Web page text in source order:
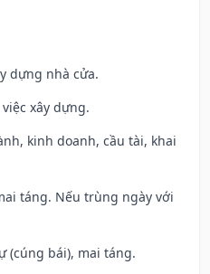
dựng nhà cửa.
xây dựng.
kinh doanh, cầu tài, khai
táng. Nếu trùng ngày với
(cúng bái), mai táng.